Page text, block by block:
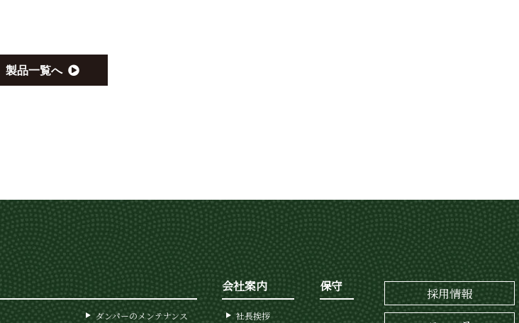
製品一覧へ
ダンパーのメンテナンス
会社案内
社長挨拶
保守
採用情報